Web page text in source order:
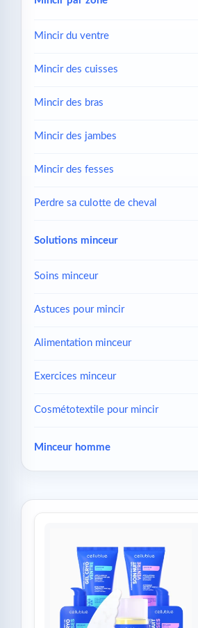
Mincir du ventre
Mincir des cuisses
Mincir des bras
Mincir des jambes
Mincir des fesses
Perdre sa culotte de cheval
Solutions minceur
Soins minceur
Astuces pour mincir
Alimentation minceur
Exercices minceur
Cosmétotextile pour mincir
Minceur homme